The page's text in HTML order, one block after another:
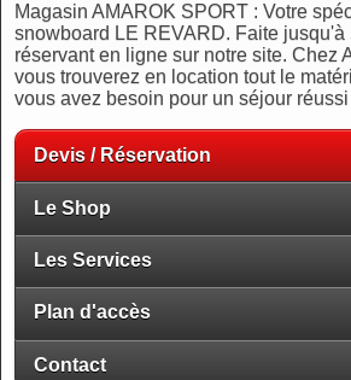
Magasin AMAROK SPORT : Votre
snowboard LE REVARD. Faite jusqu'à
réservant en ligne sur notre site. Chez
vous trouverez en location tout le
vous avez besoin pour un séjour
Devis / Réservation
Le Shop
Les Services
Plan d'accès
Contact